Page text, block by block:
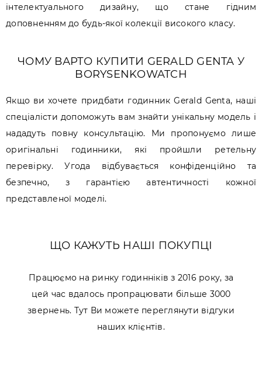
інтелектуального дизайну, що стане гідним
доповненням до будь-якої колекції високого класу.
ЧОМУ ВАРТО КУПИТИ GERALD GENTA У
BORYSENKOWATCH
Якщо ви хочете придбати годинник Gerald Genta, наші
спеціалісти допоможуть вам знайти унікальну модель і
нададуть повну консультацію. Ми пропонуємо лише
оригінальні годинники, які пройшли ретельну
перевірку. Угода відбувається конфіденційно та
безпечно, з гарантією автентичності кожної
представленої моделі.
ЩО КАЖУТЬ НАШІ ПОКУПЦІ
Працюємо на ринку годинніків з 2016 року, за
цей час вдалось пропрацювати більше 3000
звернень. Тут Ви можете переглянути відгуки
наших клієнтів.